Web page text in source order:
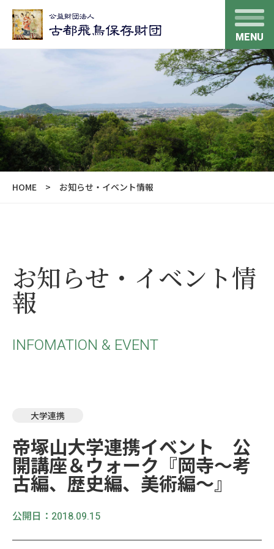
MENU
HOME お知らせ・イベント情報
お知らせ・イベント情
報
INFOMATION & EVENT
大学連携
帝塚山大学連携イベント 公
開講座＆ウォーク『岡寺～考
古編、歴史編、美術編～』
公開日： 2018.09.15